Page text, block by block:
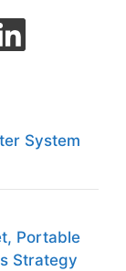
System
Portable
Strategy